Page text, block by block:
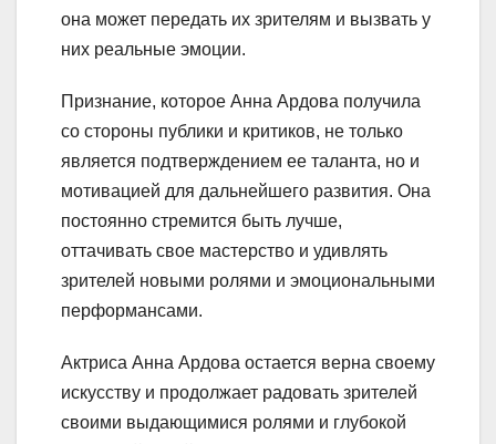
она может передать их зрителям и вызвать у
них реальные эмоции.
Признание, которое Анна Ардова получила
со стороны публики и критиков, не только
является подтверждением ее таланта, но и
мотивацией для дальнейшего развития. Она
постоянно стремится быть лучше,
оттачивать свое мастерство и удивлять
зрителей новыми ролями и эмоциональными
перформансами.
Актриса Анна Ардова остается верна своему
искусству и продолжает радовать зрителей
своими выдающимися ролями и глубокой